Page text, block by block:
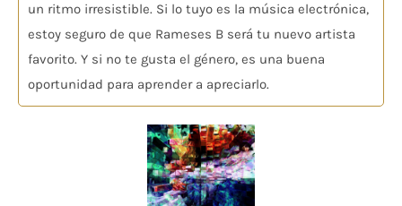
un ritmo irresistible. Si lo tuyo es la música electrónica,
estoy seguro de que Rameses B será tu nuevo artista
favorito. Y si no te gusta el género, es una buena
oportunidad para aprender a apreciarlo.